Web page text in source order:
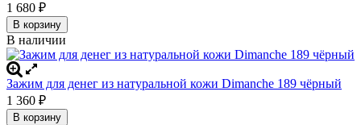
1 680 ₽
В корзину
В наличии
Зажим для денег из натуральной кожи Dimanche 189 чёрный
1 360 ₽
В корзину